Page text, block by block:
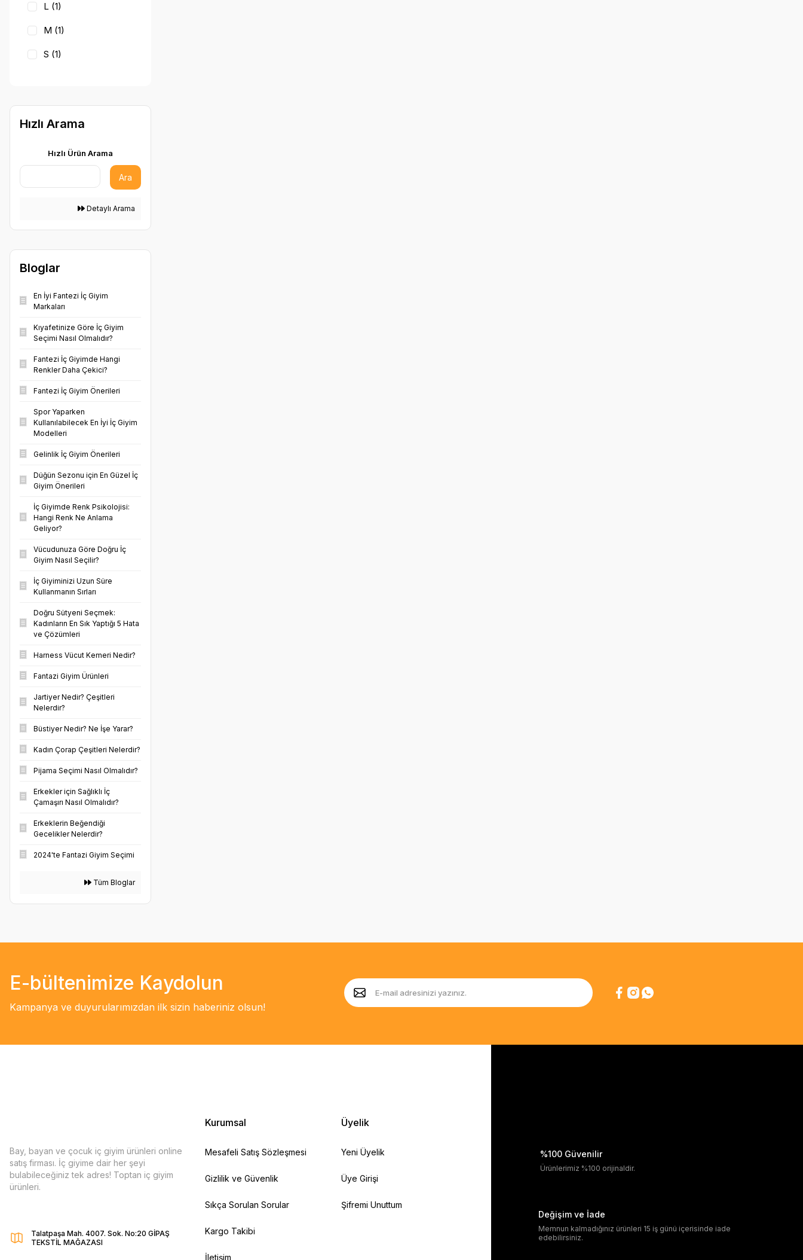
L (1)
M (1)
S (1)
Hızlı Arama
Hızlı Ürün Arama
Ara
Detaylı Arama
Bloglar
En İyi Fantezi İç Giyim
Markaları
Kıyafetinize Göre İç Giyim
Seçimi Nasıl Olmalıdır?
Fantezi İç Giyimde Hangi
Renkler Daha Çekici?
Fantezi İç Giyim Önerileri
Spor Yaparken
Kullanılabilecek En İyi İç Giyim
Modelleri
Gelinlik İç Giyim Önerileri
Düğün Sezonu için En Güzel İç
Giyim Önerileri
İç Giyimde Renk Psikolojisi:
Hangi Renk Ne Anlama
Geliyor?
Vücudunuza Göre Doğru İç
Giyim Nasıl Seçilir?
İç Giyiminizi Uzun Süre
Kullanmanın Sırları
Doğru Sütyeni Seçmek:
Kadınların En Sık Yaptığı 5 Hata
ve Çözümleri
Harness Vücut Kemeri Nedir?
Fantazi Giyim Ürünleri
Jartiyer Nedir? Çeşitleri
Nelerdir?
Büstiyer Nedir? Ne İşe Yarar?
Kadın Çorap Çeşitleri Nelerdir?
Pijama Seçimi Nasıl Olmalıdır?
Erkekler için Sağlıklı İç
Çamaşırı Nasıl Olmalıdır?
Erkeklerin Beğendiği
Gecelikler Nelerdir?
2024'te Fantazi Giyim Seçimi
Tüm Bloglar
E-bültenimize Kaydolun
Kampanya ve duyurularımızdan ilk sizin haberiniz olsun!
Bay, bayan ve çocuk iç giyim ürünleri online
satış firması. İç giyime dair her şeyi
bulabileceğiniz tek adres! Toptan iç giyim
ürünleri.
Talatpaşa Mah. 4007. Sok. No:20 GİPAŞ
TEKSTİL MAĞAZASI
Kurumsal
Mesafeli Satış Sözleşmesi
Gizlilik ve Güvenlik
Sıkça Sorulan Sorular
Kargo Takibi
İletişim
Üyelik
Yeni Üyelik
Üye Girişi
Şifremi Unuttum
%100 Güvenilir
Ürünlerimiz %100 orijinaldir.
Değişim ve İade
Memnun kalmadığınız ürünleri 15 iş günü içerisinde iade
edebilirsiniz.